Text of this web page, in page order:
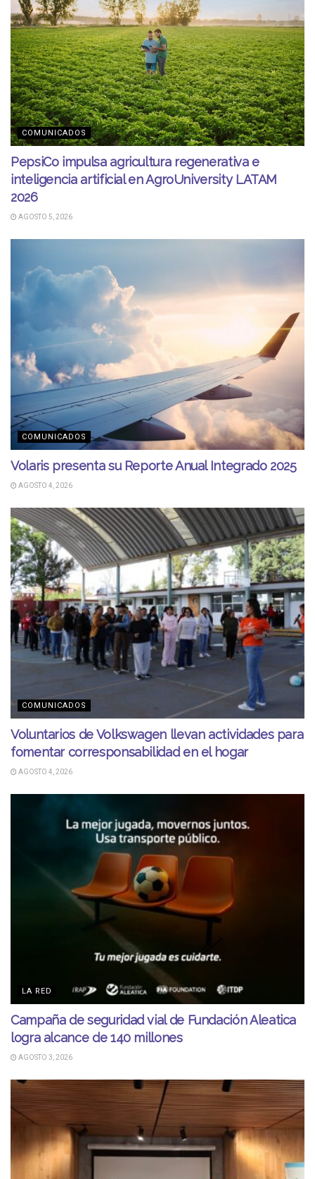
COMUNICADOS
PepsiCo impulsa agricultura regenerativa e
inteligencia artificial en AgroUniversity LATAM
2026
AGOSTO 5, 2026
COMUNICADOS
Volaris presenta su Reporte Anual Integrado 2025
AGOSTO 4, 2026
COMUNICADOS
Voluntarios de Volkswagen llevan actividades para
fomentar corresponsabilidad en el hogar
AGOSTO 4, 2026
LA RED
Campaña de seguridad vial de Fundación Aleatica
logra alcance de 140 millones
AGOSTO 3, 2026